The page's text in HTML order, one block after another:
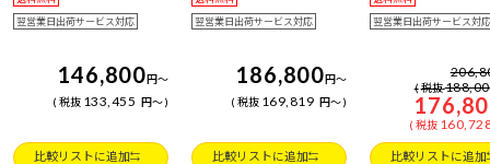
翌営業日出荷サービス対応
146,800円～
税抜 133,455 円～
比較リストに追加
翌営業日出荷サービス対応
186,800円～
税抜 169,819 円～
比較リストに追加
翌営業日出荷サービス対応
税抜
税抜
比較リストに追加